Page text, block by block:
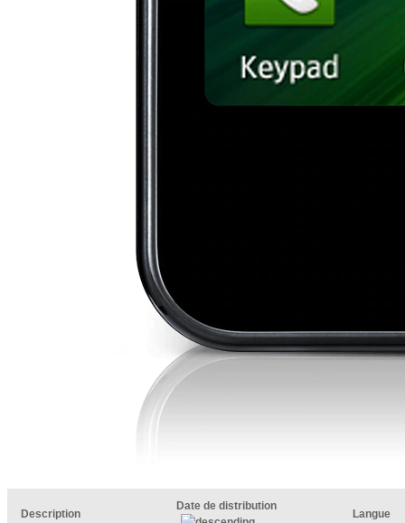
Description
Date de distribution
Langue